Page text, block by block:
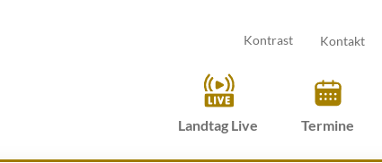
Kontrast Kontakt
Landtag Live Termine